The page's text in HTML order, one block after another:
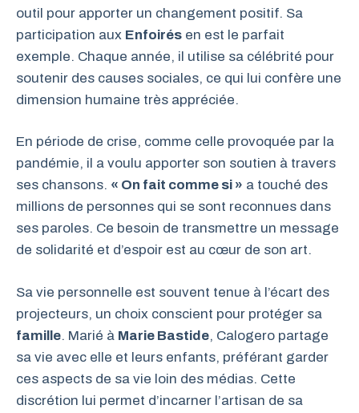
outil pour apporter un changement positif. Sa
participation aux Enfoirés en est le parfait
exemple. Chaque année, il utilise sa célébrité pour
soutenir des causes sociales, ce qui lui confère une
dimension humaine très appréciée.
En période de crise, comme celle provoquée par la
pandémie, il a voulu apporter son soutien à travers
ses chansons. « On fait comme si » a touché des
millions de personnes qui se sont reconnues dans
ses paroles. Ce besoin de transmettre un message
de solidarité et d’espoir est au cœur de son art.
Sa vie personnelle est souvent tenue à l’écart des
projecteurs, un choix conscient pour protéger sa
famille. Marié à Marie Bastide, Calogero partage
sa vie avec elle et leurs enfants, préférant garder
ces aspects de sa vie loin des médias. Cette
discrétion lui permet d’incarner l’artisan de sa